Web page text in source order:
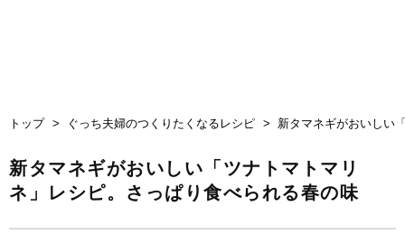
トップ ぐっち夫婦のつくりたくなるレシピ 新タマネギがおいしい
新タマネギがおいしい「ツナトマトマリ
ネ」レシピ。さっぱり食べられる春の味